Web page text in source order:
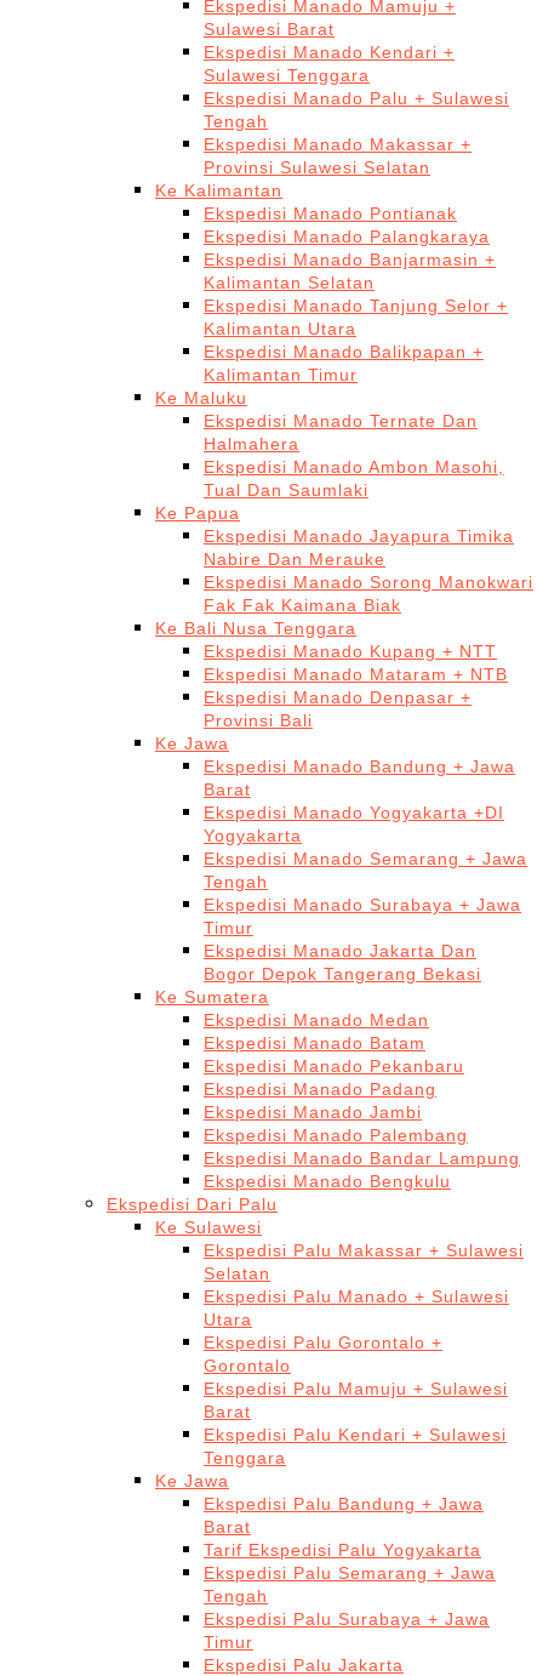
Ekspedisi Manado Mamuju +
Sulawesi Barat
Ekspedisi Manado Kendari +
Sulawesi Tenggara
Ekspedisi Manado Palu + Sulawesi
Tengah
Ekspedisi Manado Makassar +
Provinsi Sulawesi Selatan
Ke Kalimantan
Ekspedisi Manado Pontianak
Ekspedisi Manado Palangkaraya
Ekspedisi Manado Banjarmasin +
Kalimantan Selatan
Ekspedisi Manado Tanjung Selor +
Kalimantan Utara
Ekspedisi Manado Balikpapan +
Kalimantan Timur
Ke Maluku
Ekspedisi Manado Ternate Dan
Halmahera
Ekspedisi Manado Ambon Masohi,
Tual Dan Saumlaki
Ke Papua
Ekspedisi Manado Jayapura Timika
Nabire Dan Merauke
Ekspedisi Manado Sorong Manokwari
Fak Fak Kaimana Biak
Ke Bali Nusa Tenggara
Ekspedisi Manado Kupang + NTT
Ekspedisi Manado Mataram + NTB
Ekspedisi Manado Denpasar +
Provinsi Bali
Ke Jawa
Ekspedisi Manado Bandung + Jawa
Barat
Ekspedisi Manado Yogyakarta +DI
Yogyakarta
Ekspedisi Manado Semarang + Jawa
Tengah
Ekspedisi Manado Surabaya + Jawa
Timur
Ekspedisi Manado Jakarta Dan
Bogor Depok Tangerang Bekasi
Ke Sumatera
Ekspedisi Manado Medan
Ekspedisi Manado Batam
Ekspedisi Manado Pekanbaru
Ekspedisi Manado Padang
Ekspedisi Manado Jambi
Ekspedisi Manado Palembang
Ekspedisi Manado Bandar Lampung
Ekspedisi Manado Bengkulu
Ekspedisi Dari Palu
Ke Sulawesi
Ekspedisi Palu Makassar + Sulawesi
Selatan
Ekspedisi Palu Manado + Sulawesi
Utara
Ekspedisi Palu Gorontalo +
Gorontalo
Ekspedisi Palu Mamuju + Sulawesi
Barat
Ekspedisi Palu Kendari + Sulawesi
Tenggara
Ke Jawa
Ekspedisi Palu Bandung + Jawa
Barat
Tarif Ekspedisi Palu Yogyakarta
Ekspedisi Palu Semarang + Jawa
Tengah
Ekspedisi Palu Surabaya + Jawa
Timur
Ekspedisi Palu Jakarta